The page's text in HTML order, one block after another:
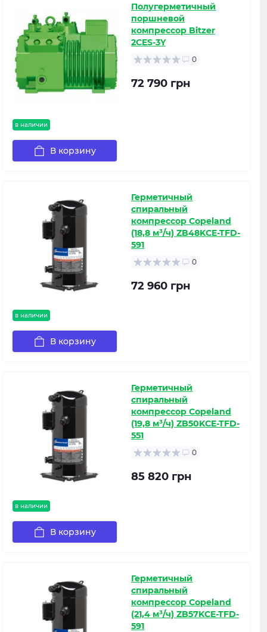
в наличии
Полугерметичный
поршневой
компрессор Bitzer
2CES-3Y
0
72 790 грн
В корзину
в наличии
Герметичный
спиральный
компрессор Copeland
(18,8 м³/ч) ZB48KCE-TFD-
591
0
72 960 грн
В корзину
в наличии
Герметичный
спиральный
компрессор Copeland
(19,8 м³/ч) ZB50KCE-TFD-
551
0
85 820 грн
В корзину
Герметичный
спиральный
компрессор Copeland
(21,4 м³/ч) ZB57KCE-TFD-
591